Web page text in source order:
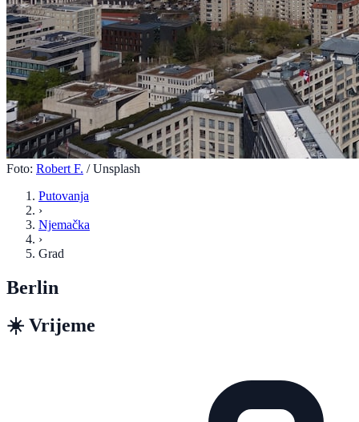
Foto: Robert F. / Unsplash
Putovanja
›
Njemačka
›
Grad
Berlin
☀️ Vrijeme